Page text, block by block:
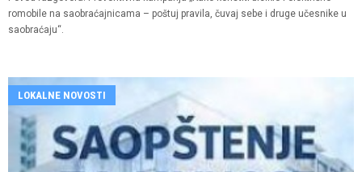
romobile na saobraćajnicama – poštuj pravila, čuvaj sebe i druge učesnike u
saobraćaju“.
LOKALNE NOVOSTI